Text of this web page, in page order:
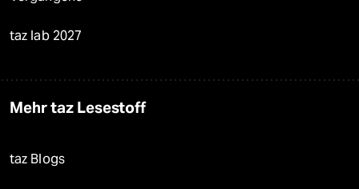
taz lab 2027
Mehr taz Lesestoff
taz Blogs